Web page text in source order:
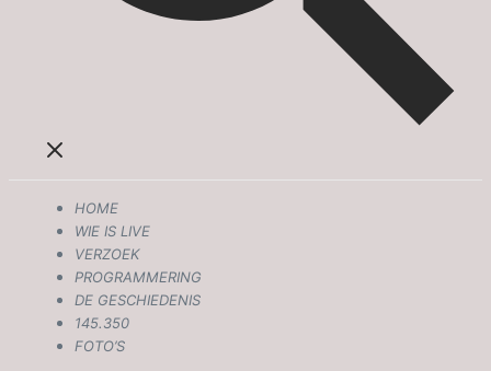
HOME
WIE IS LIVE
VERZOEK
PROGRAMMERING
DE GESCHIEDENIS
145.350
FOTO’S